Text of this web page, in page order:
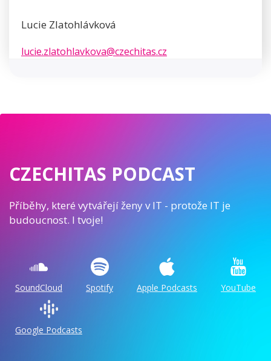
Lucie Zlatohlávková
lucie.zlatohlavkova@czechitas.cz
CZECHITAS PODCAST
Příběhy, které vytvářejí ženy v IT - protože IT je
budoucnost. I tvoje!
SoundCloud Spotify Apple Podcasts YouTube
Google Podcasts